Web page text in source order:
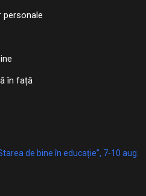
personale
în față
de bine în educație”, 7-10 aug.